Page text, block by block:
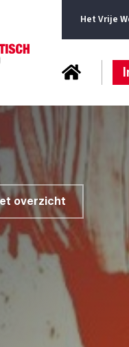
Het Vrije
overzicht